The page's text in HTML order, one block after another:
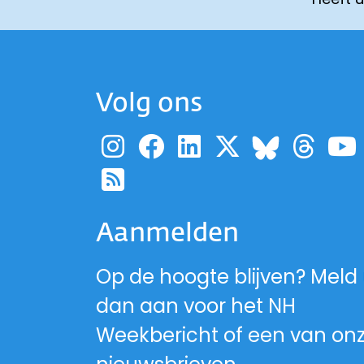
Volg ons
Ga naar de
Ga naar de
Ga naar de
Ga naar
Ga
Ga naar de RSS-
Aanmelden
Op de hoogte blijven? Meld
dan aan voor het NH
Weekbericht of een van